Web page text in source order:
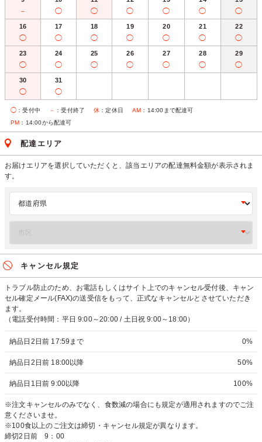
－ ◯ ◯ ◯ ◯ ◯ ◯
16
◯
17
◯
18
◯
19
◯
20
◯
21
◯
22
◯
23
◯
24
◯
25
◯
26
◯
27
◯
28
◯
29
◯
30
◯
31
◯
◯ ：受付中 － ：受付終了 休 ：定休日 AM ：14:00まで配達可
PM ：14:00から配達可
配達エリア
お届けエリアを選択していただくと、該当エリアの配達無料金額が表示されま
す。
キャンセル規定
トラブル防止のため、お電話もしくはサイト上でのキャンセル受付後、キャン
セル確定メール(FAX)の送受信をもって、正式なキャンセルとさせていただき
ます。
（電話受付時間：平日 9:00～20:00 / 土日祝 9:00～18:00）
納品日2日前 17:59まで 0%
納品日2日前 18:00以降 50%
納品日1日前 9:00以降 100%
※注文キャンセルのみでなく、食数減の場合にも規定が適用されますのでご注
意くださいませ。
※100食以上のご注文は締切・キャンセル規定が異なります。
締切2日前 9：00